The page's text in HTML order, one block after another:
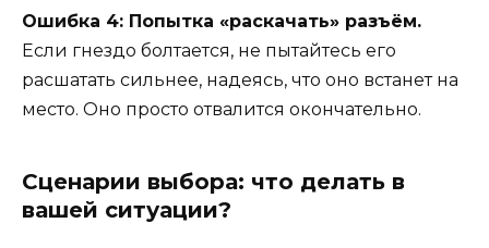
Ошибка 4: Попытка «раскачать» разъём.
Если гнездо болтается, не пытайтесь его
расшатать сильнее, надеясь, что оно встанет на
место. Оно просто отвалится окончательно.
Сценарии выбора: что делать в
вашей ситуации?